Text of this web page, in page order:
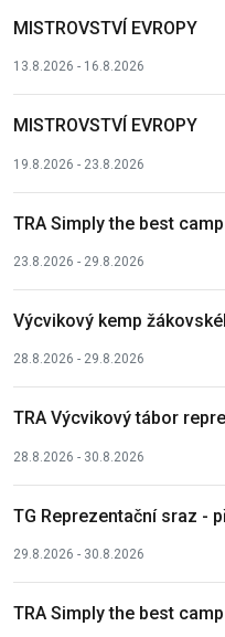
MISTROVSTVÍ EVROPY
13.8.2026 - 16.8.2026
MISTROVSTVÍ EVROPY
19.8.2026 - 23.8.2026
TRA Simply the best
23.8.2026 - 29.8.2026
Výcvikový kemp
28.8.2026 - 29.8.2026
TRA Výcvikový tábor
28.8.2026 - 30.8.2026
TG Reprezentační sraz -
29.8.2026 - 30.8.2026
TRA Simply the best